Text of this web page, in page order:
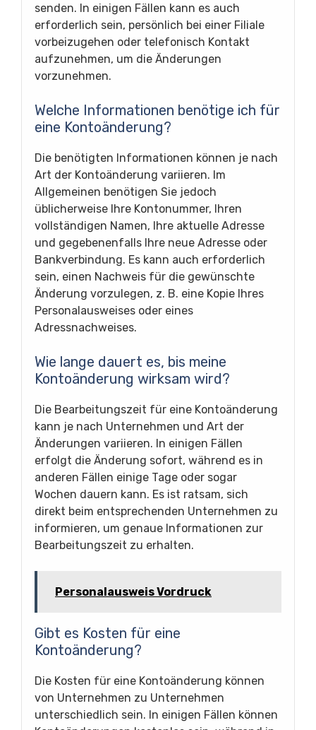
senden. In einigen Fällen kann es auch
erforderlich sein, persönlich bei einer Filiale
vorbeizugehen oder telefonisch Kontakt
aufzunehmen, um die Änderungen
vorzunehmen.
Welche Informationen benötige ich für
eine Kontoänderung?
Die benötigten Informationen können je nach
Art der Kontoänderung variieren. Im
Allgemeinen benötigen Sie jedoch
üblicherweise Ihre Kontonummer, Ihren
vollständigen Namen, Ihre aktuelle Adresse
und gegebenenfalls Ihre neue Adresse oder
Bankverbindung. Es kann auch erforderlich
sein, einen Nachweis für die gewünschte
Änderung vorzulegen, z. B. eine Kopie Ihres
Personalausweises oder eines
Adressnachweises.
Wie lange dauert es, bis meine
Kontoänderung wirksam wird?
Die Bearbeitungszeit für eine Kontoänderung
kann je nach Unternehmen und Art der
Änderungen variieren. In einigen Fällen
erfolgt die Änderung sofort, während es in
anderen Fällen einige Tage oder sogar
Wochen dauern kann. Es ist ratsam, sich
direkt beim entsprechenden Unternehmen zu
informieren, um genaue Informationen zur
Bearbeitungszeit zu erhalten.
Personalausweis Vordruck
Gibt es Kosten für eine
Kontoänderung?
Die Kosten für eine Kontoänderung können
von Unternehmen zu Unternehmen
unterschiedlich sein. In einigen Fällen können